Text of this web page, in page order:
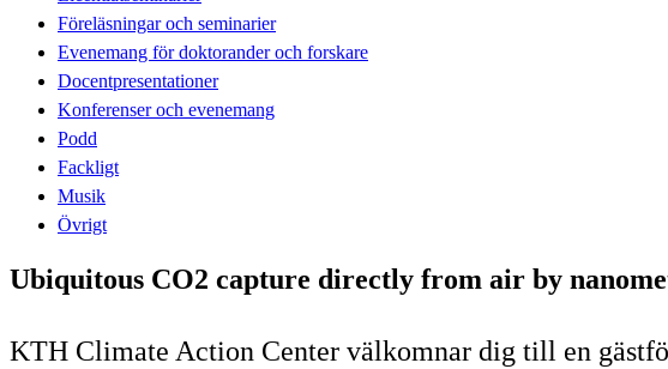
Föreläsningar och seminarier
Evenemang för doktorander och forskare
Docentpresentationer
Konferenser och evenemang
Podd
Fackligt
Musik
Övrigt
Ubiquitous CO2 capture directly from air by
KTH Climate Action Center välkomnar dig till en